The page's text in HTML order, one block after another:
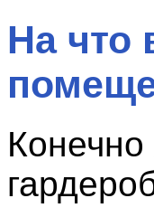
На что